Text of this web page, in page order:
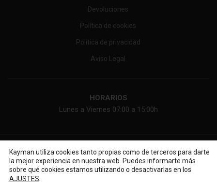
Devoluciones
Política de cookies
Política de privacidad
Aviso Legal
HORARIOS
Lunes a Viernes 07:00 a 15:00h
KAYMAN ONLINE, SL 2026 Web diseñada porDiseño web
Kayman utiliza cookies tanto propias como de terceros para darte
la mejor experiencia en nuestra web. Puedes informarte más
sobre qué cookies estamos utilizando o desactivarlas en los
AJUSTES